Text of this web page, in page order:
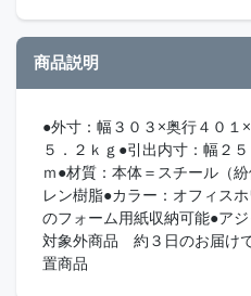
商品説明
●外寸：幅３０３×奥行４０１
５．２ｋｇ●引出内寸：幅２
ｍ●材質：本体＝スチール（
レン樹脂●カラー：オフィス
のフォーム用紙収納可能●ア
対象外商品 約３日のお届け
置商品